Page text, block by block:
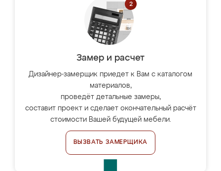
Замер и расчет
Дизайнер-замерщик приедет к Вам с каталогом
материалов,
проведёт детальные замеры,
составит проект и сделает окончательный расчёт
стоимости Вашей будущей мебели.
ВЫЗВАТЬ ЗАМЕРЩИКА